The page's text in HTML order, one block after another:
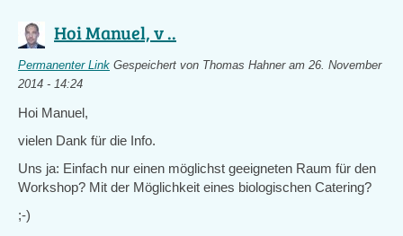
Hoi Manuel, v ..
Permanenter Link Gespeichert von Thomas Hahneram 26. November
2014 - 14:24
Hoi Manuel,
vielen Dank für die Info.
Uns ja: Einfach nur einen möglichst geeigneten Raum für den
Workshop? Mit der Möglichkeit eines biologischen Catering?
;-)